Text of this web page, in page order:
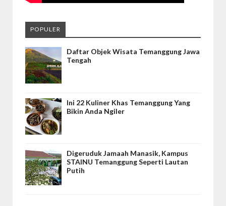
POPULER
Daftar Objek Wisata Temanggung Jawa
Tengah
Ini 22 Kuliner Khas Temanggung Yang
Bikin Anda Ngiler
Digeruduk Jamaah Manasik, Kampus
STAINU Temanggung Seperti Lautan
Putih